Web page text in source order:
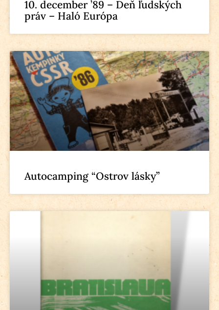
10. december ’89 – Deň ľudských
práv – Haló Európa
Autocamping “Ostrov lásky”